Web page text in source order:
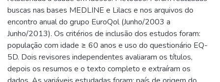
buscas nas bases MEDLINE e Lilacs e nos arquivos do
encontro anual do grupo EuroQol (Junho/2003 a
Junho/2013). Os critérios de inclusão dos estudos foram:
população com idade ≥ 60 anos e uso do questionário EQ-
5D. Dois revisores independentes avaliaram os títulos,
depois os resumos e o texto completo e extraíram os